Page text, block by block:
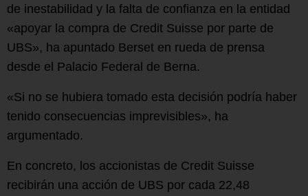
de inestabilidad y la falta de confianza en la entidad
«apoyar la compra de Credit Suisse por parte de
UBS», ha apuntado Berset en rueda de prensa
desde el Palacio Federal de Berna.
«Si no se hubiera tomado esta decisión podría haber
tenido consecuencias imprevisibles», ha
argumentado.
En concreto, los accionistas de Credit Suisse
recibirán una acción de UBS por cada 22,48